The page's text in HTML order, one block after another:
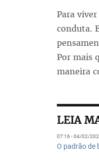
Para
conduta.
Por mais
maneira
LEIA
07:16 - 04/02/
O padrão de